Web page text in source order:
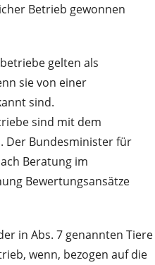
Betrieb gewonnen
gelten als
sie von einer
sind.
sind mit dem
Der Bundesminister für
Beratung im
Bewertungsansätze
in Abs. 7 genannten Tiere
wenn, bezogen auf die